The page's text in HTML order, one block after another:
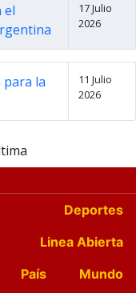
el
17 Julio
2026
para la
11 Julio
2026
Deportes
Linea Abierta
País
Mundo